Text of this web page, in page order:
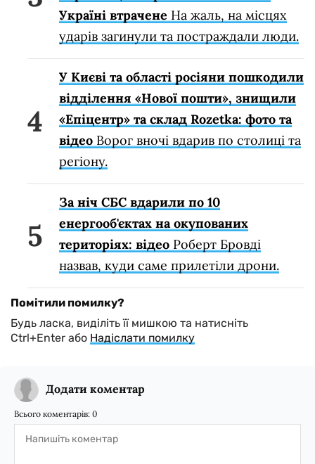
Україні втрачене На жаль, на місцях
ударів загинули та постраждали люди.
У Києві та області росіяни пошкодили
відділення «Нової пошти», знищили
«Епіцентр» та склад Rozetka: фото та
відео Ворог вночі вдарив по столиці та
регіону.
За ніч СБС вдарили по 10
енергооб'єктах на окупованих
територіях: відео Роберт Бровді
назвав, куди саме прилетіли дрони.
Помітили помилку?
Будь ласка, виділіть її мишкою та натисніть
Ctrl+Enter або Надіслати помилку
Додати коментар
Всього коментарів: 0